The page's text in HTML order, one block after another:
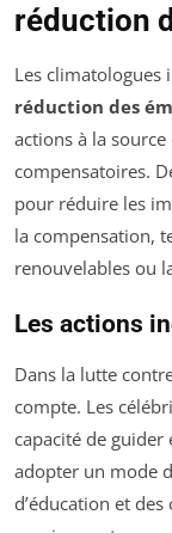
réduction
Les climatologues
réduction des
actions à la
compensatoires.
pour réduire les
la compensation,
renouvelables ou
Les actions
Dans la lutte
compte. Les
capacité de guider
adopter un mode
d’éducation et